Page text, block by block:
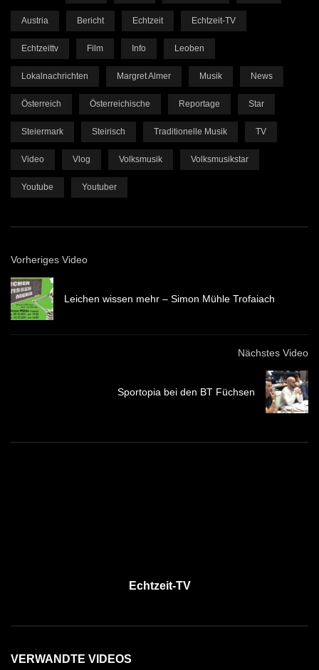
Austria Bericht Echtzeit Echtzeit-TV
Echtzeittv Film Info Leoben
Lokalnachrichten Margret Almer Musik News
Österreich Österreichische Reportage Star
Steiermark Steirisch Traditionelle Musik TV
Video Vlog Volksmusik Volksmusikstar
Youtube Youtuber
Vorheriges Video
Leichen wissen mehr – Simon Mühle Trofaiach
Nächstes Video
Sportopia bei den BT Füchsen
Echtzeit-TV
VERWANDTE VIDEOS